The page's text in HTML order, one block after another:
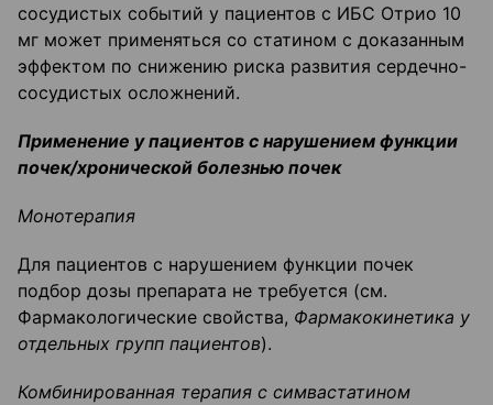
сосудистых событий у пациентов с ИБС Отрио 10
мг может применяться со статином с доказанным
эффектом по снижению риска развития сердечно-
сосудистых осложнений.
Применение у пациентов с нарушением функции
почек/хронической болезнью почек
Монотерапия
Для пациентов с нарушением функции почек
подбор дозы препарата не требуется (см.
Фармакологические свойства, Фармакокинетика у
отдельных групп пациентов).
Комбинированная терапия с симвастатином